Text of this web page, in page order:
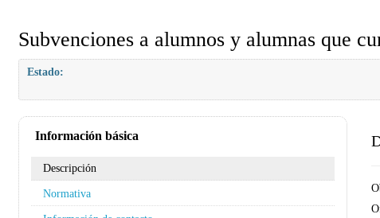
Subvenciones a alumnos y alumnas que
Estado:
Información básica
Descripción
Normativa